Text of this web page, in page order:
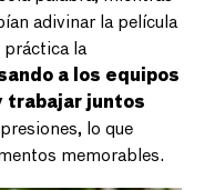
adivinar la película
práctica la
a los equipos
trabajar juntos
lo que
memorables.